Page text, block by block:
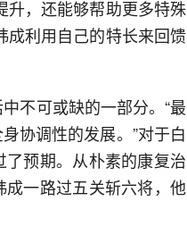
升，还能够帮助更多特殊
成利用自己的特长来回馈
不可或缺的一部分。“最
协调性的发展。”对于白
预期。从朴素的康复治
一路过五关斩六将，他